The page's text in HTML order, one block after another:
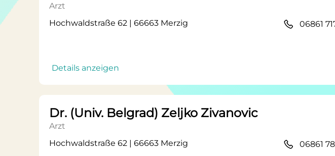
Arzt
Hochwaldstraße 62 | 66663 Merzig
Details anzeigen
06861
Dr. (Univ. Belgrad) Zeljko Zivanovic
Arzt
Hochwaldstraße 62 | 66663 Merzig
06861